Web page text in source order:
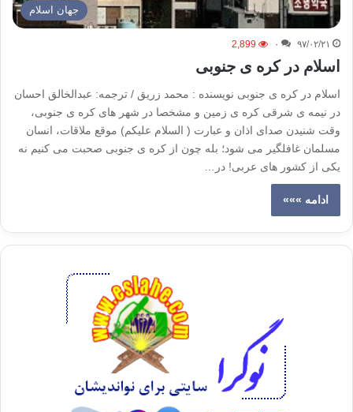
جهان اسلام
۹۷/۰۲/۲۱ ۰ 2,899
اسلام در کره ی جنوبی
اسلام در کره ی جنوبی نویسنده : محمد زریق / ترجمه: عبدالخالق احسان
در نیمه ی شرقی کره ­ی زمین و مشخصا در شهر های کره ی جنوبی،
وقت شنیدن صدای اذان و عبارت ( السلام علیکم) موقع ملاقات، انسان
مسلمان غافلگیر می شود؛ بله چون از کره ی جنوبی صحبت می کنیم نه
یکی از کشور های عربی! در…
ادامه »»»